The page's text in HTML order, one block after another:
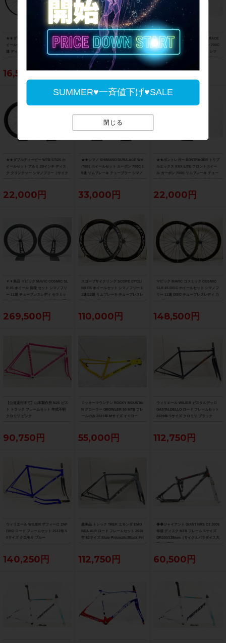
SUMMER♥一斉値下げ♥SALE
閉じる
★★ダブルティービー WTB STi23 ホ
イールセット アルミ 29インチ/700 11
速 ディスク チューブレス2WAY シマノ
フリー（サイクルパラダイス山口より
16,500円
★★ダブルティービー WTB STi23 ホ
イールセット アルミ 700/29インチ デ
ィスク クリンチャー シマノフリー（サ
イクルパラダイス山口より配送)
22,000円
★★ボントレガー BONTRAGER RACE
XXX LITE リアホイール カーボン 700C
10速 リムブレーキ チューブラー シマ
ノフリー（サイクルパラダイス山口よ
り配送)
27,500円
★★ダブルティービー WTB STi25 ホ
イールセット アルミ 29インチ ディス
ク クリンチャー シマノフリー（サイク
ルパラダイス山口より配送)
22,000円
★★シマノ SHIMANO DURA-ACE WH
-7801 ホイールセット カーボン 700C 1
0速 リムブレーキ チューブラー シマノ
フリー（サイクルパラダイス山口より
33,000円
★★ボントレガー BONTRAGER トリプ
ルエックス XXX LITE フロントホイー
ル カーボン 700C リムブレーキ チュー
ブラー （サイクルパラダイス山口より
22,000円
▼▼美品 マビック MAVIC COSMIC SL
R 45 ホイール 前後 セット シマノフリ
ー 11速 チューブレスレディ セラミッ
クベアリング（サイクルパラダイス福
269,500円
スコープサイクリング SCOPE CYCLI
NG R5 ホイールセット シマノフリー 1
1速/12速 リムブレーキ チューブレスレ
110,000円
マビック MAVIC コスミック COSMIC
SLR 45 DISC ホイールセット シマノフ
リー 11速 DISC チューブレスレディ カ
148,500円
【公道走行不可】山本製作所 NJS ピス
ト トラック フレームセット 年式不明
クロモリ ピンク
90,750円
ロッキーマウンテン ROCKY MOUNTAI
N グローラー GROWLER 50 MTB フレ
ームのみ 2021年 Mサイズ イエロー
55,000円
ウィリエール WILIER ガスタルデッロ
GASTALDELLO ロード フレームセット
2020年 Sサイズ クロモリ ブラック
112,750円
ウィリエール WILIER ザフィーロ ZAF
FIRO ロード フレームセット 2022年 5
0サイズ クロモリ ブルー
140,250円
超美品 トレック TREK エモンダ EMO
NDA ALR ロード フレームセット 2026
年 52サイズ Slate Prismatic/Black Pri
112,750円
◆◆ジャイアント GIANT NRS C1 2005
年頃 ディスク MTB フレーム Sサイズ
QR100/135mm（サイクルパラダイス大
阪より配送）
60,500円